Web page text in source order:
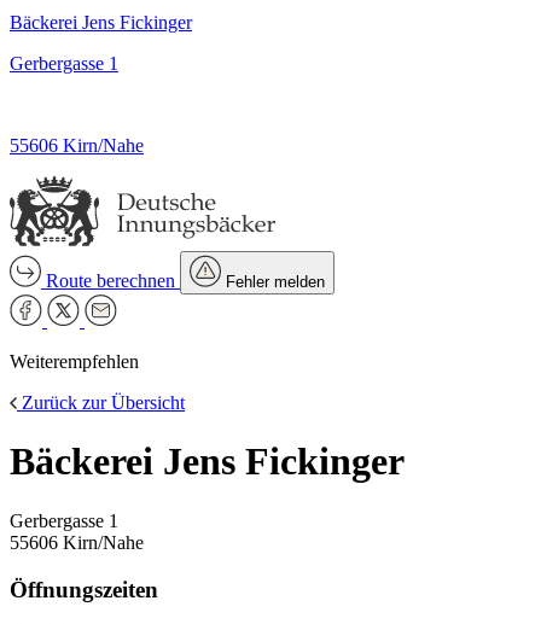
Bäckerei Jens Fickinger
Gerbergasse 1
55606 Kirn/Nahe
Route berechnen Fehler melden
Weiterempfehlen
Zurück zur Übersicht
Bäckerei Jens Fickinger
Gerbergasse 1
55606 Kirn/Nahe
Öffnungszeiten